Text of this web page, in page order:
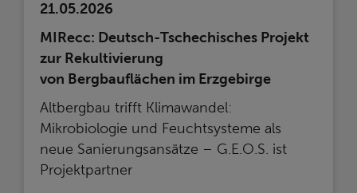
21.05.2026
MIRecc: Deutsch-Tschechisches Projekt
zur Rekultivierung
von Bergbauflächen im Erzgebirge
Altbergbau trifft Klimawandel:
Mikrobiologie und Feuchtsysteme als
neue Sanierungsansätze – G.E.O.S. ist
Projektpartner